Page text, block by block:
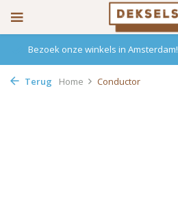
Bezoek onze winkels in Amsterdam!
Terug Home Conductor